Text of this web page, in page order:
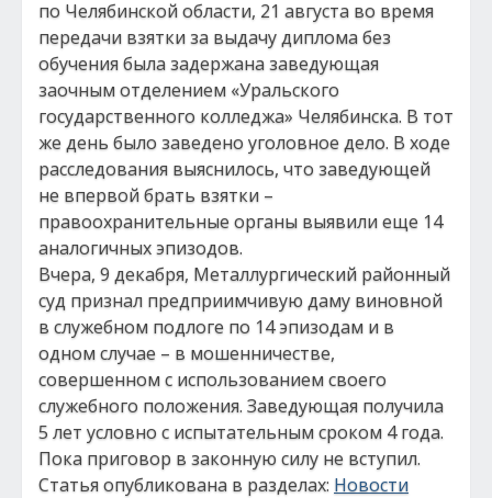
по Челябинской области, 21 августа во время
передачи взятки за выдачу диплома без
обучения была задержана заведующая
заочным отделением «Уральского
государственного колледжа» Челябинска. В тот
же день было заведено уголовное дело. В ходе
расследования выяснилось, что заведующей
не впервой брать взятки –
правоохранительные органы выявили еще 14
аналогичных эпизодов.
Вчера, 9 декабря, Металлургический районный
суд признал предприимчивую даму виновной
в служебном подлоге по 14 эпизодам и в
одном случае – в мошенничестве,
совершенном с использованием своего
служебного положения. Заведующая получила
5 лет условно с испытательным сроком 4 года.
Пока приговор в законную силу не вступил.
Статья опубликована в разделах: Новости